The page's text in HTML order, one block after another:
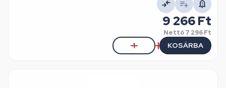
9 266 Ft
Nettó7 296 Ft
KOSÁRBA